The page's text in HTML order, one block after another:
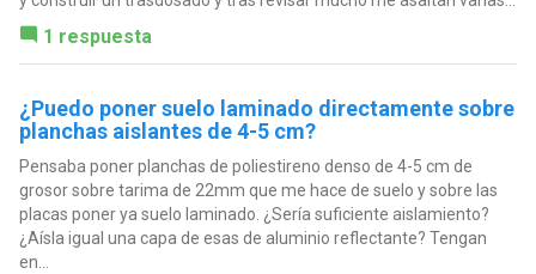
1 respuesta
¿Puedo poner suelo laminado directamente sobre
planchas aislantes de 4-5 cm?
Pensaba poner planchas de poliestireno denso de 4-5 cm de
grosor sobre tarima de 22mm que me hace de suelo y sobre las
placas poner ya suelo laminado. ¿Sería suficiente aislamiento?
¿Aísla igual una capa de esas de aluminio reflectante? Tengan
en...